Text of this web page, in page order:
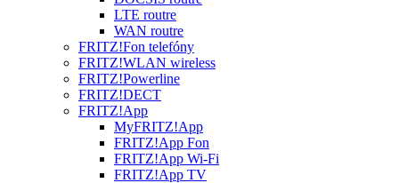
LTE routre
WAN routre
FRITZ!Fon telefóny
FRITZ!WLAN wireless
FRITZ!Powerline
FRITZ!DECT
FRITZ!App
MyFRITZ!App
FRITZ!App Fon
FRITZ!App Wi-Fi
FRITZ!App TV